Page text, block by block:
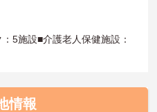
5施設■介護老人保健施設：
情報